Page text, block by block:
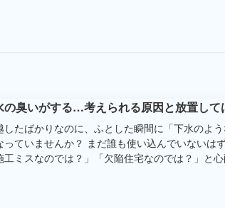
の臭いがする…考えられる原因と放置して
たばかりなのに、ふとした瞬間に「下水のよう
っていませんか？ まだ誰も使い込んでいないは
工ミスなのでは？」「欠陥住宅なのでは？」と